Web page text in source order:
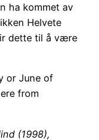
ha kommet av
Helvete
dette til å være
or June of
from
(1998),